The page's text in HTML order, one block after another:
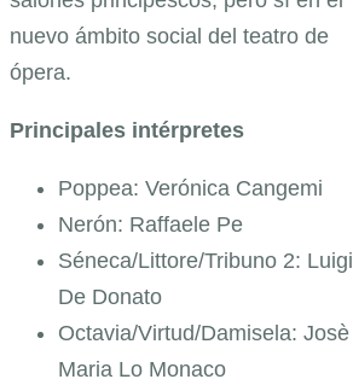
nuevo ámbito social del teatro de
ópera.
Principales intérpretes
Poppea: Verónica Cangemi
Nerón: Raffaele Pe
Séneca/Littore/Tribuno 2: Luigi
De Donato
Octavia/Virtud/Damisela: Josè
Maria Lo Monaco